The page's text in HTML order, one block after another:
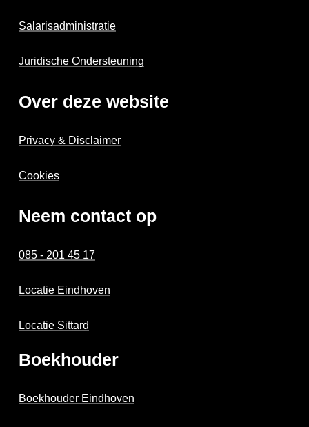
Salarisadministratie
Juridische Ondersteuning
Over deze website
Privacy & Disclaimer
Cookies
Neem contact op
085 - 201 45 17
Locatie Eindhoven
Locatie Sittard
Boekhouder
Boekhouder Eindhoven